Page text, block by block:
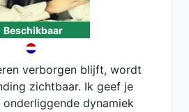
Beschikbaar
verborgen blijft, wordt
zichtbaar. Ik geef je
dynamiek